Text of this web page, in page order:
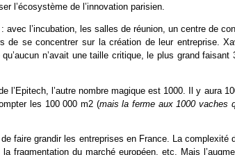
l’écosystème de l’innovation parisien.
l’incubation, les salles de réunion, un centre de
de se concentrer sur la création de leur entreprise.
n’avait une taille critique, le plus grand faisant
l’Epitech, l’autre nombre magique est 1000. Il y aura
les 100 000 m2 (mais la ferme aux 1000 vaches
faire grandir les entreprises en France. La complexité
fragmentation du marché européen, etc. Mais